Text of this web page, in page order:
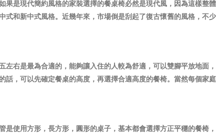
是現代簡約風格的家裝選擇的餐桌椅必然是現代風，因為這樣
和新中式風格。近幾年來，市場倒是刮起了復古懷舊的風格，
右是最為合適的，能夠讓入住的人較為舒適，可以雙腳平放地
，可以先確定餐桌的高度，再選擇合適高度的餐椅。當然每個
使用方形，長方形，圓形的桌子，基本都會選擇方正平穩的餐